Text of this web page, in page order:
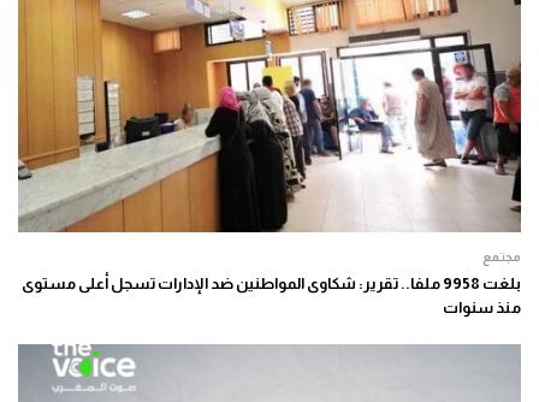
مجتمع
بلغت 9958 ملفا.. تقرير: شكاوى المواطنين ضد الإدارات تسجل أعلى مستوى
منذ سنوات